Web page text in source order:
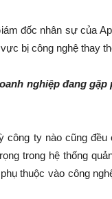
đốc nhân sự của
bị công nghệ thay
nghiệp đang
công ty nào cũng
trong hệ thống
thuộc vào công